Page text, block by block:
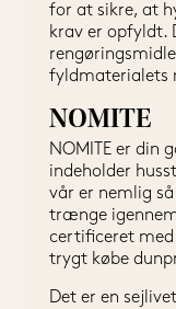
for at sikre, at
krav er opfyldt.
NOMITE
NOMITE er din
indeholder
vår er nemlig
trænge
certificeret med
trygt købe
Det er en